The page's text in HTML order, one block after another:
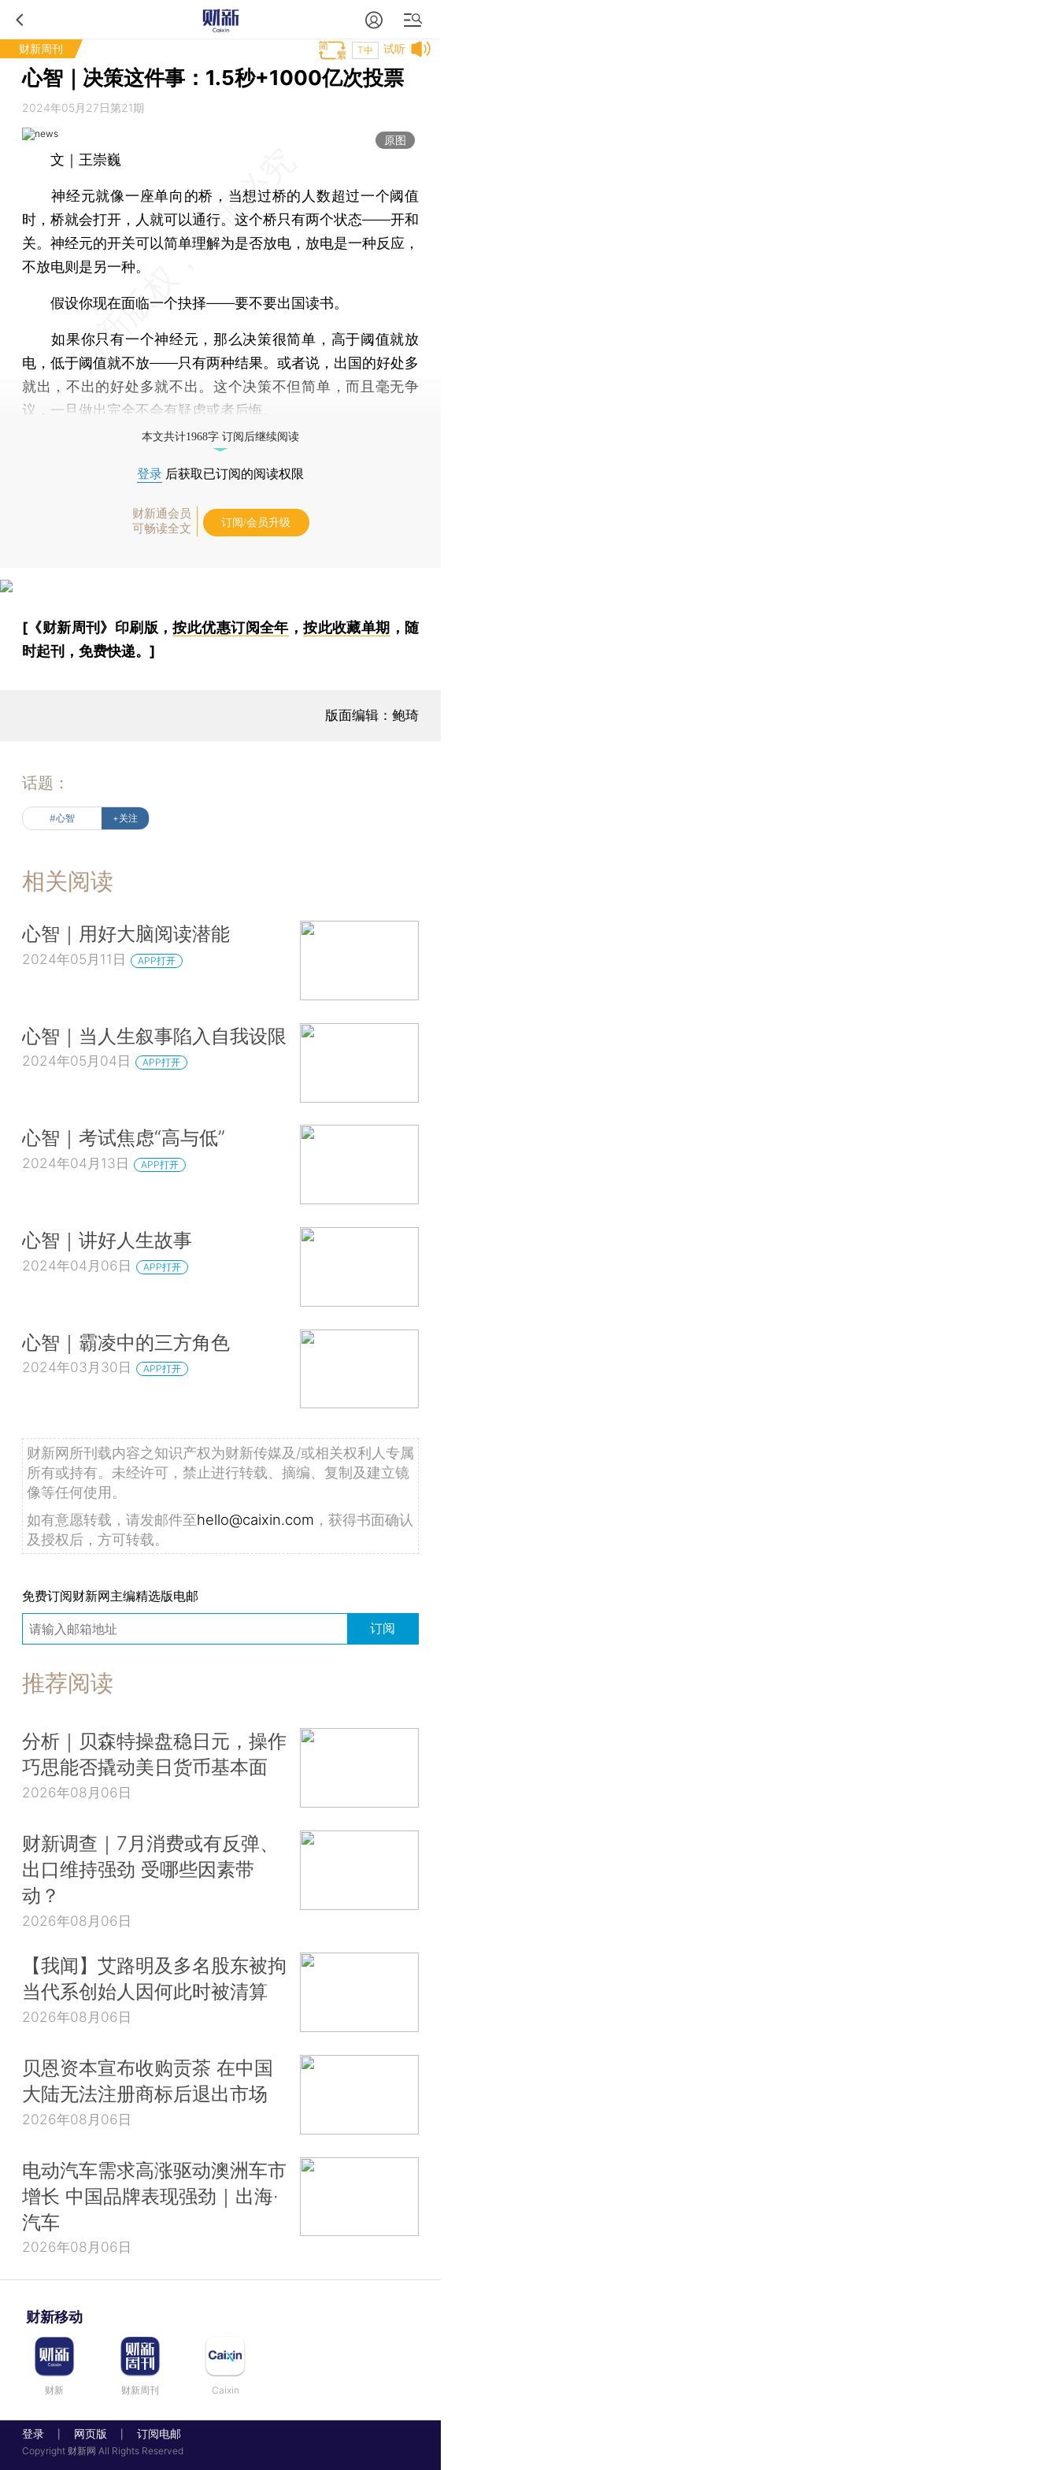
财新周刊 试听
T中
心智｜决策这件事：1.5秒+1000亿次投票
2024年05月27日第21期
原图
文｜王崇巍
神经元就像一座单向的桥，当想过桥的人数超过一个阈值
时，桥就会打开，人就可以通行。这个桥只有两个状态——开和
关。神经元的开关可以简单理解为是否放电，放电是一种反应，
不放电则是另一种。
假设你现在面临一个抉择——要不要出国读书。
如果你只有一个神经元，那么决策很简单，高于阈值就放
电，低于阈值就不放——只有两种结果。或者说，出国的好处多
就出，不出的好处多就不出。这个决策不但简单，而且毫无争
议，一旦做出完全不会有疑虑或者后悔。
本文共计1968字 订阅后继续阅读
登录 后获取已订阅的阅读权限
财新通会员
可畅读全文
订阅/会员升级
[《财新周刊》印刷版，按此优惠订阅全年 ，按此收藏单期 ，随
时起刊，免费快递。]
版面编辑：鲍琦
话题：
#心智 +关注
相关阅读
心智｜用好大脑阅读潜能
2024年05月11日 APP打开
心智｜当人生叙事陷入自我设限
2024年05月04日 APP打开
心智｜考试焦虑“高与低”
2024年04月13日 APP打开
心智｜讲好人生故事
2024年04月06日 APP打开
心智｜霸凌中的三方角色
2024年03月30日 APP打开
财新网所刊载内容之知识产权为财新传媒及/或相关权利人专属
所有或持有。未经许可，禁止进行转载、摘编、复制及建立镜
像等任何使用。
如有意愿转载，请发邮件至hello@caixin.com ，获得书面确认
及授权后，方可转载。
免费订阅财新网主编精选版电邮
订阅
推荐阅读
分析｜贝森特操盘稳日元，操作
巧思能否撬动美日货币基本面
2026年08月06日
财新调查｜7月消费或有反弹、
出口维持强劲 受哪些因素带
动？
2026年08月06日
【我闻】艾路明及多名股东被拘
当代系创始人因何此时被清算
2026年08月06日
贝恩资本宣布收购贡茶 在中国
大陆无法注册商标后退出市场
2026年08月06日
电动汽车需求高涨驱动澳洲车市
增长 中国品牌表现强劲｜出海·
汽车
2026年08月06日
财新移动
财新 财新周刊 Caixin
登录 网页版 订阅电邮
Copyright 财新网 All Rights Reserved